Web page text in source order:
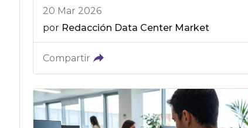
20 Mar 2026
por Redacción Data Center Market
Compartir